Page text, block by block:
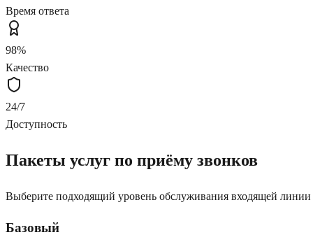
Время ответа
98%
Качество
24/7
Доступность
Пакеты услуг по приёму звонков
Выберите подходящий уровень обслуживания входящей линии
Базовый